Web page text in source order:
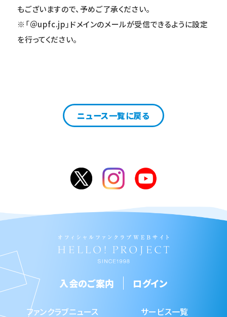
もございますので、予めご了承ください。
※「＠upfc.jp」ドメインのメールが受信できるように設定
を行ってください。
ニュース一覧に戻る
入会のご案内 ログイン
ファンクラブニュース サービス一覧